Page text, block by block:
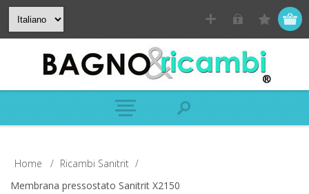
Home / Ricambi Sanitrit /
Membrana pressostato Sanitrit X2150